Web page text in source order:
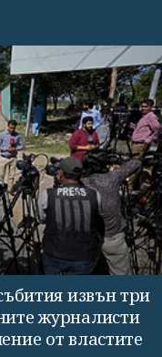
извън три
журналисти
от властите